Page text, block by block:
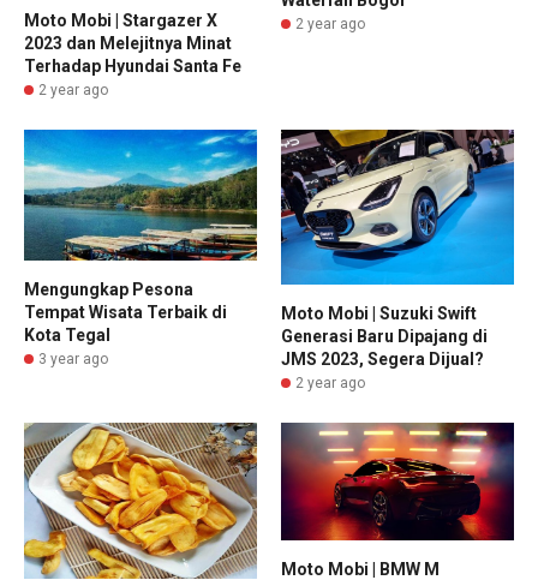
Moto Mobi | Stargazer X
2023 dan Melejitnya Minat
Terhadap Hyundai Santa Fe
2 year ago
2 year ago
Mengungkap Pesona
Tempat Wisata Terbaik di
Kota Tegal
3 year ago
Moto Mobi | Suzuki Swift
Generasi Baru Dipajang di
JMS 2023, Segera Dijual?
2 year ago
Moto Mobi | BMW M